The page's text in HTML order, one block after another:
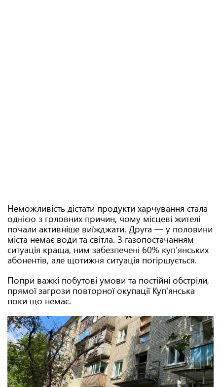
Неможливість дістати продукти харчування стала
однією з головних причин, чому місцеві жителі
почали активніше виїжджати. Друга — у половини
міста немає води та світла. З газопостачанням
ситуація краща, ним забезпечені 60% куп'янських
абонентів, але щотижня ситуація погіршується.
Попри важкі побутові умови та постійні обстріли,
прямої загрози повторної окупації Куп'янська
поки що немає.